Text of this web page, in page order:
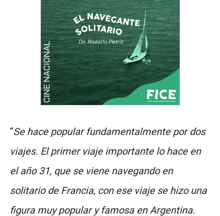
“Se hace popular fundamentalmente por dos
viajes. El primer viaje importante lo hace en
el año 31, que se viene navegando en
solitario de Francia, con ese viaje se hizo una
figura muy popular y famosa en Argentina.